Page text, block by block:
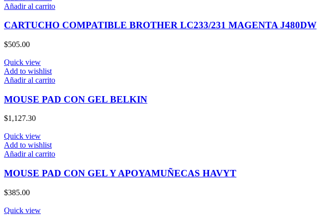
Añadir al carrito
CARTUCHO COMPATIBLE BROTHER LC233/231 MAGENTA J480DW
$505.00
Quick view
Add to wishlist
Añadir al carrito
MOUSE PAD CON GEL BELKIN
$1,127.30
Quick view
Add to wishlist
Añadir al carrito
MOUSE PAD CON GEL Y APOYAMUÑECAS HAVYT
$385.00
Quick view